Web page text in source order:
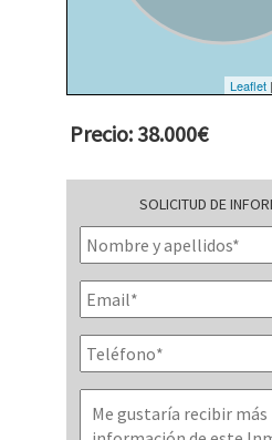
Leaflet
Precio: 38.000€
SOLICITUD DE